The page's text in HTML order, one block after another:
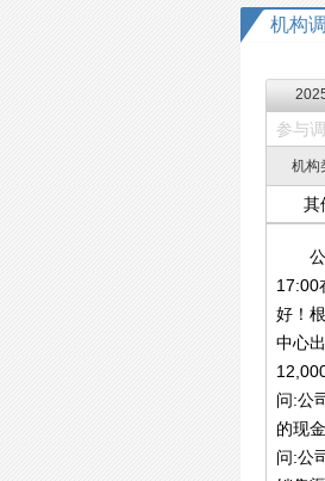
机构
参与
机构
其
公司
17:00
好！
中心
问:公
的现
问:公